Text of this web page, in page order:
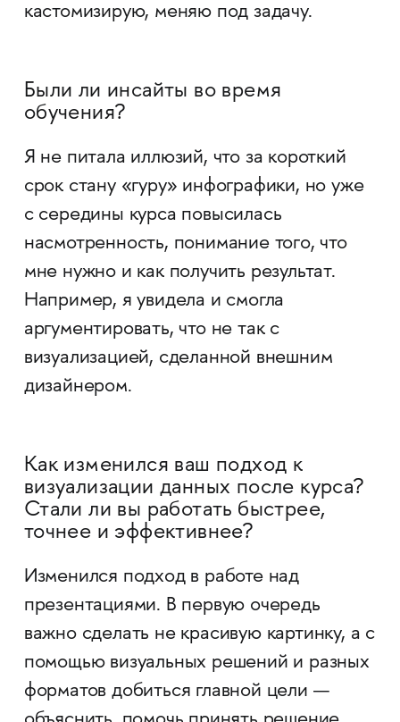
кастомизирую, меняю под задачу.
Были ли инсайты во время
обучения?
Я не питала иллюзий, что за короткий
срок стану «гуру» инфографики, но уже
с середины курса повысилась
насмотренность, понимание того, что
мне нужно и как получить результат.
Например, я увидела и смогла
аргументировать, что не так с
визуализацией, сделанной внешним
дизайнером.
Как изменился ваш подход к
визуализации данных после курса?
Стали ли вы работать быстрее,
точнее и эффективнее?
Изменился подход в работе над
презентациями. В первую очередь
важно сделать не красивую картинку, а с
помощью визуальных решений и разных
форматов добиться главной цели —